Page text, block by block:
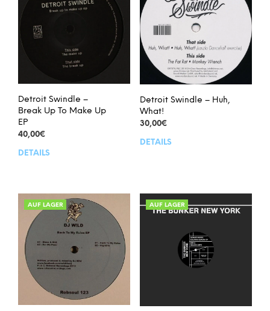
Detroit Swindle –
Break Up To Make Up
EP
40,00€
DETAILS
Detroit Swindle – Huh,
What!
30,00€
DETAILS
AUF LAGER AUF LAGER